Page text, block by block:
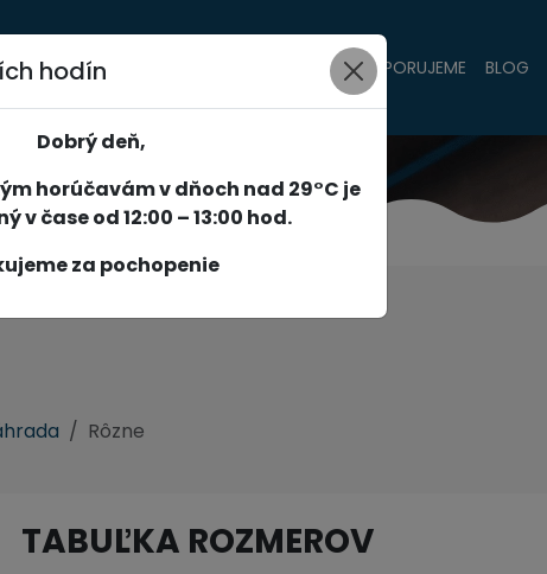
SPOLOČNOSŤ PODPORUJEME BLOG
Rôzne
TABUĽKA ROZMEROV
hodín
Dobrý deň,
horúčavám v dňoch nad 29°C je
v čase od 12:00 – 13:00 hod.
za pochopenie